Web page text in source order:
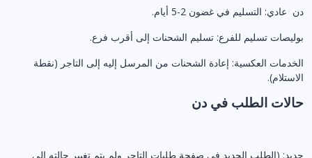
دن عادي: التسليم في غضون 2-5 أيام.
بوليصات تسليم للفرع: تسليم الشحنات إلى أقرب فرع.
الخدمات العكسية: إعادة الشحنات من المرسل إليه إلى التاجر (نقطة
الاستلام).
حالات الطلب في دن
جديد: (الطلب الجديد في صفحة طلبات التاجر ولم يتم تغيير حالته إلى